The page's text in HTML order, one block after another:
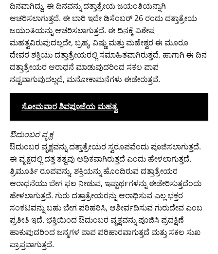
ದಿನವಾಗಿದ್ದು, ಈ ದಿನವನ್ನು ದತ್ತಾತ್ರೇಯ ಜಯಂತಿಯನ್ನಾಗಿ
ಆಚರಿಸಲಾಗುತ್ತದೆ. ಈ ಬಾರಿ ಇದೇ ಡಿಸೆಂಬರ್ 26 ರಂದು ದತ್ತಾತ್ರೇಯ
ಜಯಂತಿಯನ್ನು ಆಚರಿಸಲಾಗುತ್ತದೆ. ಈ ದಿನಕ್ಕೆ ವಿಶೇಷ
ಮಹತ್ವವಿರುವುದಲ್ಲದೇ, ಬ್ರಹ್ಮ, ವಿಷ್ಣು ಮತ್ತು ಮಹೇಶ್ವರ ಈ ಮೂರೂ
ದೇವರ ಶಕ್ತಿಯು ದತ್ತಾತ್ರೇಯರಲ್ಲಿ ಸಮಾಹಿತವಾಗಿರುತ್ತದೆ. ಹಾಗಾಗಿ ಈ ದಿನ
ದತ್ತಾತ್ರೇಯರ ಆರಾಧನೆ ಮಾಡುವುದರಿಂದ ಸಕಲ ಪಾಪ
ನಷ್ಟವಾಗುವುದಲ್ಲದೆ, ಮನೋಕಾಮನೆಗಳು ಈಡೇರುತ್ತವೆ.
ಸೋಮವಾರ ಶಿವಪೂಜೆಯ ಮಹತ್ವ
ಔದುಂಬರ ವೃಕ್ಷ
ಔದುಂಬರ ವೃಕ್ಷವನ್ನು ದತ್ತಾತ್ರೇಯರ ಸ್ವರೂಪವೆಂದು ಪೂಜಿಸಲಾಗುತ್ತದೆ.
ಈ ವೃಕ್ಷದಲ್ಲಿ ದತ್ತ ತತ್ವವು ಅಧಿಕವಾಗಿರುತ್ತದೆ ಎಂದು ಹೇಳಲಾಗುತ್ತದೆ.
ತ್ರಿಮೂರ್ತಿ ರೂಪವನ್ನು, ಶಕ್ತಿಯನ್ನು ಹೊಂದಿರುವ ದತ್ತಾತ್ರೇಯರ
ಆರಾಧನೆಯು ಬೇಗ ಫಲ ನೀಡುವ, ಇಷ್ಟಾರ್ಥಗಳನ್ನು ಈಡೇರಿಸುತ್ತದೆಂದು
ಹೇಳಲಾಗುತ್ತದೆ. ಗುರು ದತ್ತಾತ್ರೇಯರನ್ನು ಆರಾಧಿಸುವ ಎಲ್ಲ ಭಕ್ತರ
ಸಂಕಟವನ್ನು ಬಹು ಬೇಗ ಪರಿಹರಿಸಿ, ಆಶೀರ್ವದಿಸುವ ಗುರುದೇವ ಎಂಬ
ಪ್ರತೀತಿ ಇದೆ. ಭಕ್ತಿಯಿಂದ ಔದುಂಬರ ವೃಕ್ಷವನ್ನು ಪೂಜಿಸಿ ಪ್ರದಕ್ಷಿಣೆ
ಹಾಕುವುದರಿಂದ ಜನ್ಮಗಳ ಪಾಪ ಪರಿಹಾರವಾಗುತ್ತದೆ ಮತ್ತು ಸಕಲ ಸುಖ
ಪ್ರಾಪ್ತವಾಗುತ್ತದೆ.